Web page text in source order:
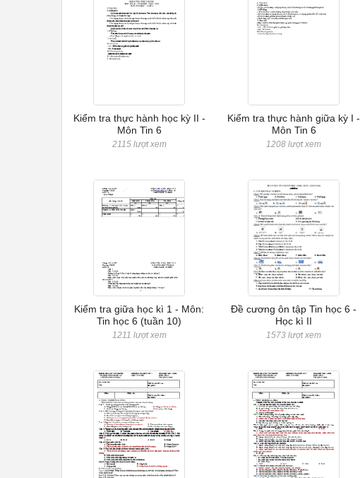
Kiểm tra thực hành học kỳ II -
Môn Tin 6
2115 lượt xem
Kiểm tra thực hành giữa kỳ I -
Môn Tin 6
1208 lượt xem
Kiểm tra giữa học kì 1 - Môn:
Tin học 6 (tuần 10)
1211 lượt xem
Đề cương ôn tập Tin học 6 -
Học kì II
1573 lượt xem